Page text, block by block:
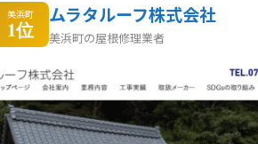
美浜町
1位
ムラタルーフ株式会社
美浜町の屋根修理業者